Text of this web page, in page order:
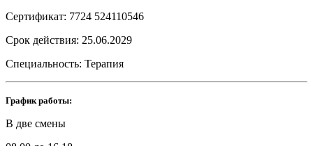
Сертификат: 7724 524110546
Срок действия: 25.06.2029
Специальность: Терапия
График работы:
В две смены